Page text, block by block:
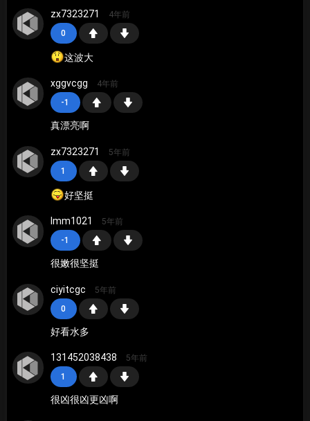
0
zx7323271 4年前
这波大
-1
xggvcgg 4年前
真漂亮啊
1
zx7323271 5年前
好坚挺
-1
lmm1021 5年前
很嫩很坚挺
0
ciyitcgc 5年前
好看水多
1
131452038438 5年前
很凶很凶更凶啊